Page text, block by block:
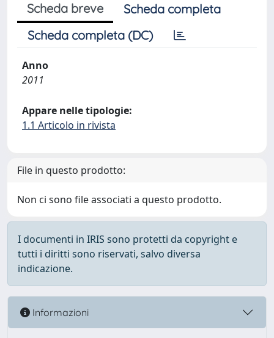
Scheda breve
Scheda completa
Scheda completa (DC)
Anno
2011
Appare nelle tipologie:
1.1 Articolo in rivista
File in questo prodotto:
Non ci sono file associati a questo prodotto.
I documenti in IRIS sono protetti da copyright e
tutti i diritti sono riservati, salvo diversa
indicazione.
Informazioni